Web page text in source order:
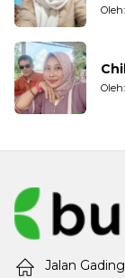
Jalan